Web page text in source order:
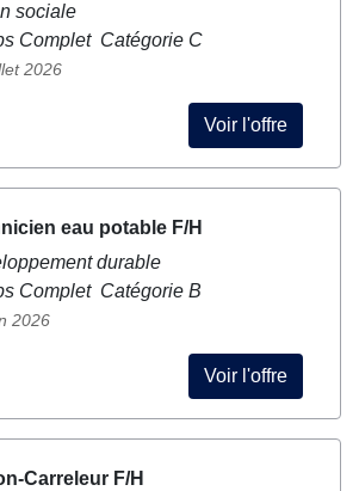
sociale
Complet Catégorie C
2026
Voir l'offre
eau potable F/H
durable
Complet Catégorie B
2026
Voir l'offre
Carreleur F/H